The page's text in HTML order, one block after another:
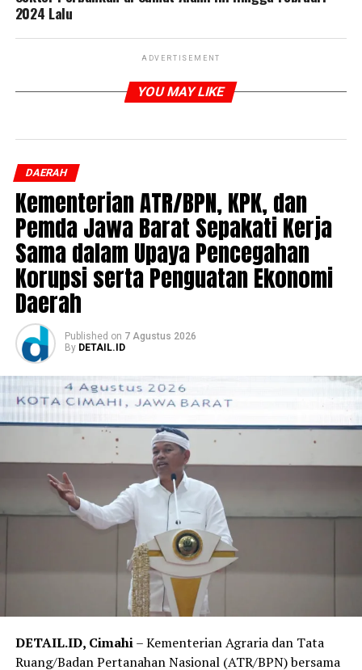
2024 Lalu
ADVERTISEMENT
YOU MAY LIKE
DAERAH
Kementerian ATR/BPN, KPK, dan
Pemda Jawa Barat Sepakati Kerja
Sama dalam Upaya Pencegahan
Korupsi serta Penguatan Ekonomi
Daerah
Published on 7 Agustus 2026
By DETAIL.ID
DETAIL.ID, Cimahi– Kementerian Agraria dan Tata
Ruang/Badan Pertanahan Nasional (ATR/BPN) bersama